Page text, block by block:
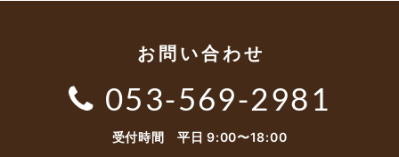
お問い合わせ
053-569-2981
受付時間 平日 9:00〜18:00